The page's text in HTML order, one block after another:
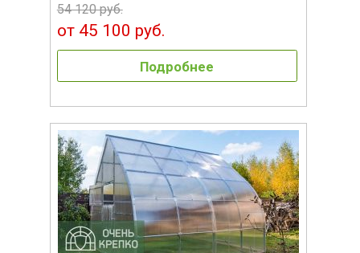
54 120 руб.
от 45 100 руб.
Подробнее